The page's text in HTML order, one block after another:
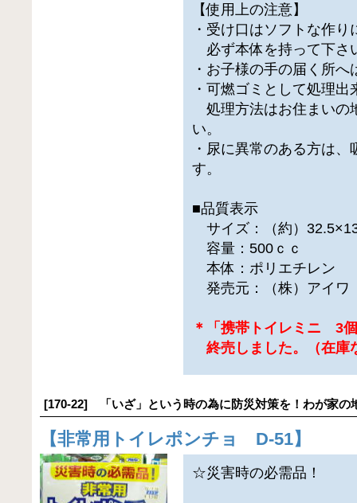
【使用上の注意】
・受け口はソフトな作
必ず本体を持って下さ
・お子様の手の届く所
・可燃ゴミとして処理出
処理方法はお住まいの
い。
・尿に異常のある方は
す。
■品質表示
サイズ：（約）
容量：500ｃｃ
本体：ポリエチレン
発売元：（株）アイワ
＊「携帯トイレミニ 3
終売しました。（在庫
[170-22] 「いざ」という時の為に防災対策を！わが家の
【非常用トイレポンチョ D-51】
☆災害時の必需品！